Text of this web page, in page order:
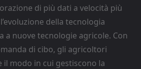
di più dati a velocità più
della tecnologia
a nuove tecnologie agricole. Con
di cibo, gli agricoltori
il modo in cui gestiscono la